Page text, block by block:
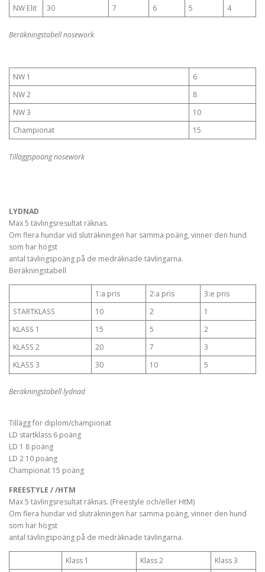
NW Elit
30 7 6 5 4
Beräkningstabell nosework
NW 1
6
NW 2
8
NW 3
10
Championat
15
Tilläggspoäng nosework
LYDNAD
Max 5 tävlingsresultat räknas.
Om flera hundar vid sluträkningen har samma poäng, vinner den hund
som har högst
antal tävlingspoäng på de medräknade tävlingarna.
Beräkningstabell
1:a pris 2:a pris
3:e pris
STARTKLASS
10 2
1
KLASS 1
15 5
2
KLASS 2
20 7
3
KLASS 3
30 10 5
Beräkningstabell lydnad
Tillägg för diplom/championat
LD startklass 6 poäng
LD 1 8 poäng
LD 2 10 poäng
Championat 15 poäng
FREESTYLE / /HTM
Max 5 tävlingsresultat räknas. (Freestyle och/eller HtM)
Om flera hundar vid sluträkningen har samma poäng, vinner den hund
som har högst
antal tävlingspoäng på de medräknade tävlingarna.
Klass 1 Klass 2
Klass 3